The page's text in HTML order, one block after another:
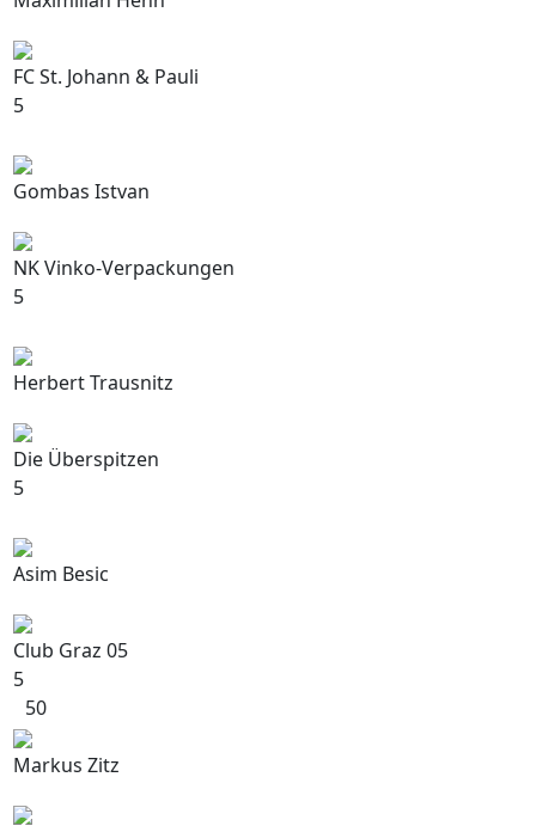
FC St. Johann & Pauli
5
Gombas Istvan
NK Vinko-Verpackungen
5
Herbert Trausnitz
Die Überspitzen
5
Asim Besic
Club Graz 05
5
50
Markus Zitz